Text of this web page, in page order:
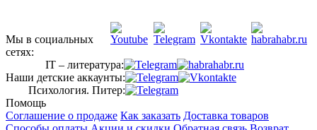
Мы в социальных
сетях:
IT – литература:
Наши детские аккаунты:
Психология. Питер:
Помощь
Соглашение о продаже Как заказать Доставка товаров